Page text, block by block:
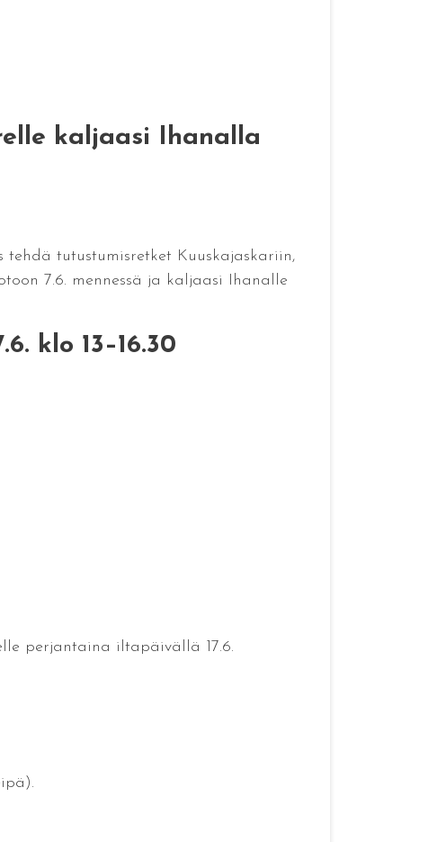
kaljaasi Ihanalla
tutustumisretket Kuuskajaskariin,
7.6. mennessä ja kaljaasi Ihanalle
klo 13–16.30
perjantaina iltapäivällä 17.6.